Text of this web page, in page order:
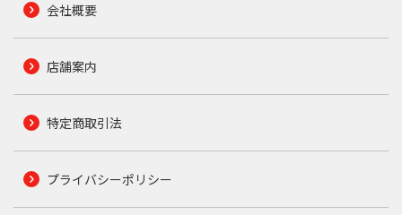
会社概要
店舗案内
特定商取引法
プライバシーポリシー